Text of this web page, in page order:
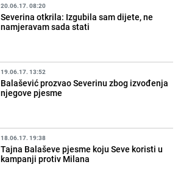
20.06.17. 08:20
Severina otkrila: Izgubila sam dijete, ne
namjeravam sada stati
19.06.17. 13:52
Balašević prozvao Severinu zbog izvođenja
njegove pjesme
18.06.17. 19:38
Tajna Balaševe pjesme koju Seve koristi u
kampanji protiv Milana